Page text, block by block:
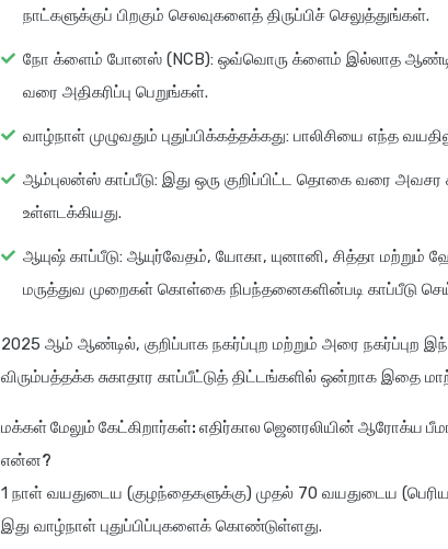
நாட்களுக்குப் பிறகும் செலவுகளைத் திருப்பிச் செலுத்துங்கள்.
நோ க்ளைம் போனஸ் (NCB): ஒவ்வொரு க்ளைம் இல்லாத
வரை அதிகரிப்பு பெறுங்கள்.
வாழ்நாள் முழுவதும் புதுப்பிக்கத்தக்கது: பாலிசியை எந்த
ஆம்புலன்ஸ் காப்பீடு: இது ஒரு குறிப்பிட்ட தொகை வரை
உள்ளடக்கியது.
ஆயுஷ் காப்பீடு: ஆயுர்வேதம், யோகா, யுனானி, சித்தா மற்றும்
மருத்துவ முறைகள் கொள்கை நிபந்தனைகளின்படி காப்பீடு
2025 ஆம் ஆண்டில், குறிப்பாக நகர்ப்புற மற்றும் அரை நகர்ப்புற
விரும்பத்தக்க சுகாதார காப்பீட்டுத் திட்டங்களில் ஒன்றாக இதை
மக்கள் மேலும் கேட்கிறார்கள்: எதிர்கால ஜெனரலியின் ஆரோக்ய
என்ன?
1 நாள் வயதுடைய (குழந்தைகளுக்கு) முதல் 70 வயதுடைய
இது வாழ்நாள் புதுப்பிப்புகளைக் கொண்டுள்ளது.